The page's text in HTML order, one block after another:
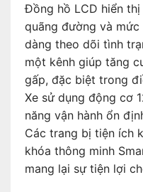
Đồng hồ LCD hiển
quãng đường và
dàng theo dõi tình
một kênh giúp tăng
gấp, đặc biệt trong
Xe sử dụng động cơ
năng vận hành ổn
Các trang bị tiện ích
khóa thông minh
mang lại sự tiện lợi